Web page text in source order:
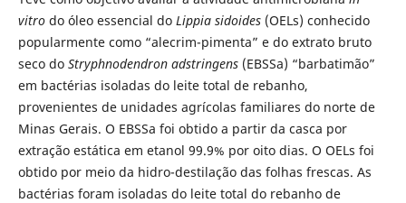
vitrodo óleo essencial do Lippia sidoides (OELs) conhecido
popularmente como “alecrim-pimenta” e do extrato bruto
seco do Stryphnodendron adstringens (EBSSa) “barbatimão”
em bactérias isoladas do leite total de rebanho,
provenientes de unidades agrícolas familiares do norte de
Minas Gerais. O EBSSa foi obtido a partir da casca por
extração estática em etanol 99.9% por oito dias. O OELs foi
obtido por meio da hidro-destilação das folhas frescas. As
bactérias foram isoladas do leite total do rebanho de